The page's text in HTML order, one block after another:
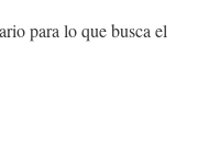
para lo que busca el